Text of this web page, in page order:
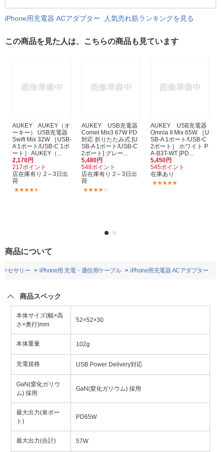
iPhone用充電器 ACアダプター 人気売れ筋ランキングを見る
この商品を見た人は、こちらの商品も見ています
AUKEY AUKEY（オ
ーキー） USB充電器
Swift Mix 32W ［USB-
A 1ポート/USB-C 1ポ
ート］ AUKEY（...
2,170円
217ポイント
店在庫有り 2～3日出
荷
AUKEY USB充電器
Comet Mix3 67W PD
対応 折りたたみ式 [U
SB-A 1ポート/USB-C
2ポート] グレー...
5,480円
548ポイント
店在庫有り 2～3日出
荷
AUKEY USB充電器
Omnia II Mix 65W ［U
SB-A 1ポート/USB-C
2ポート］ ホワイト P
A-B3T-WT [PD...
5,450円
545ポイント
在庫あり
商品について
クセサリー iPhone用 充電・通信用ケーブル iPhone用充電器 ACアダプター
商品スペック
本体サイズ(幅×高
さ×奥行)mm
52×52×30
本体重量 102g
充電規格 USB Power Delivery対応
GaN(窒化ガリウ
ム) 採用
GaN(窒化ガリウム) 採用
最大出力(単ポー
ト)
PD65W
最大出力(合計) 57W